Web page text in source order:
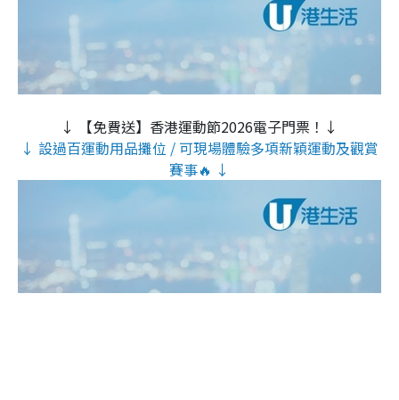
↓ 【免費送】香港運動節2026電子門票！↓
↓ 設過百運動用品攤位 / 可現場體驗多項新穎運動及觀賞
賽事🔥 ↓